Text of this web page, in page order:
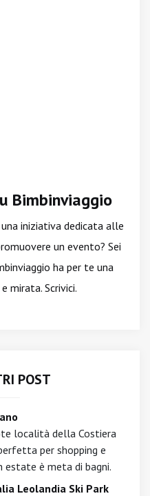
Bimbinviaggio
iniziativa dedicata alle
un evento? Sei
ha per te una
mirata. Scrivici.
POST
località della Costiera
per shopping e
estate è meta di bagni.
Leolandia Ski Park